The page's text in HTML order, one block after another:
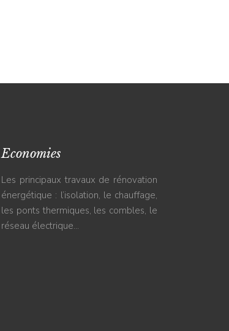
Economies
Les principaux travaux de rénovation
énergétique : l’isolation, le chauffage,
les ponts thermiques, les combles, le
réseau électrique…